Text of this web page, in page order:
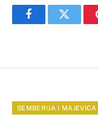
FacebookTwitter
SEMBERIJA I MAJEVICA